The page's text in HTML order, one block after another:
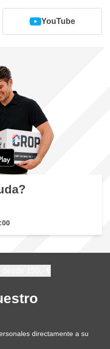
YouTube
directamente a su